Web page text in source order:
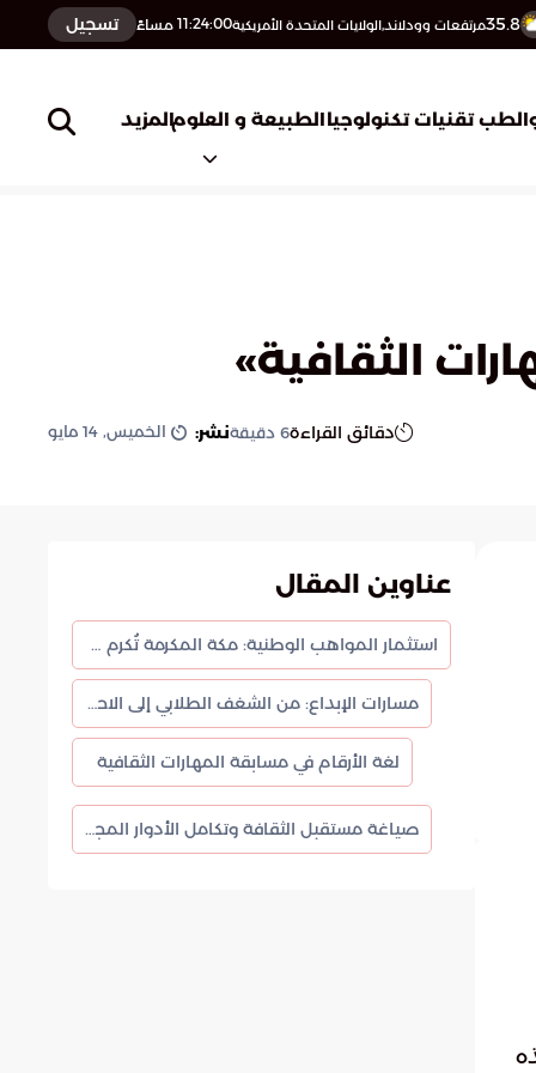
35.8مرتفعات وودلاند,الولايات المتحدة الأمريكية11:24:01 مساءً تسجيل
تقنيات تكنولوجياالطبيعة و العلومالمزيد
الثقافية»
دقائق القراءة6 دقيقةنشر: الخميس, 14 مايو
عناوين المقال
استثمار المواهب الوطنية: مكة المكرمة تُكرم مبدعي مسابقة المهارات الثقافية
مسارات الإبداع: من الشغف الطلابي إلى الاحترافية الفنية
لغة الأرقام في مسابقة المهارات الثقافية
صياغة مستقبل الثقافة وتكامل الأدوار المجتمعية